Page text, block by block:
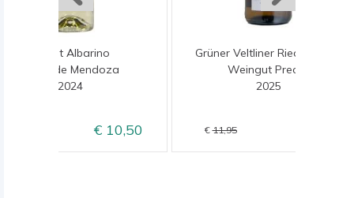
Fulget Albarino
Maior de Mendoza
2024
10,50
Grüner Veltliner Ried Längen
Weingut Prechtl
2025
11,95